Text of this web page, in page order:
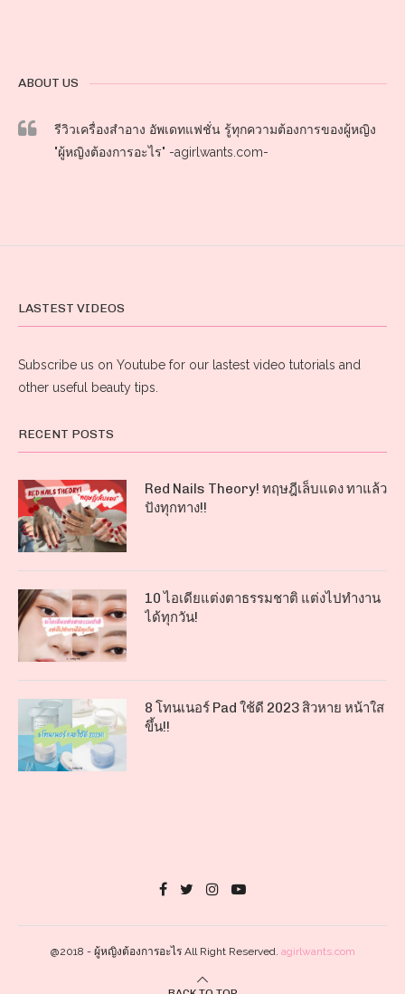
ABOUT US
รีวิวเครื่องสำอาง อัพเดทแฟชั่น รู้ทุกความต้องการของผู้หญิง
"ผู้หญิงต้องการอะไร" -agirlwants.com-
LASTEST VIDEOS
Subscribe us on Youtube for our lastest video tutorials and
other useful beauty tips.
RECENT POSTS
Red Nails Theory! ทฤษฎีเล็บแดง ทาแล้ว
ปังทุกทาง!!
10 ไอเดียแต่งตาธรรมชาติ แต่งไปทำงาน
ได้ทุกวัน!
8 โทนเนอร์ Pad ใช้ดี 2023 สิวหาย หน้าใส
ขึ้น!!
@2018 - ผู้หญิงต้องการอะไร All Right Reserved. agirlwants.com